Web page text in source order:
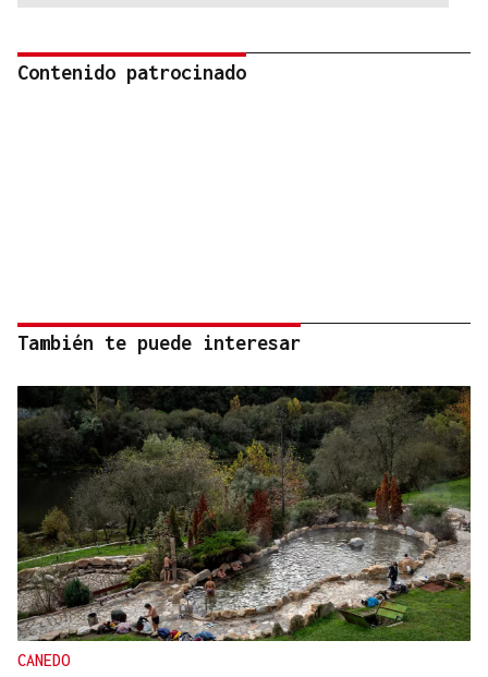
Contenido patrocinado
También te puede interesar
CANEDO